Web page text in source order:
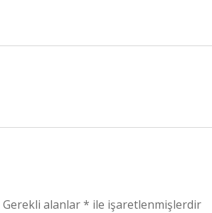
Gerekli alanlar* ile işaretlenmişlerdir